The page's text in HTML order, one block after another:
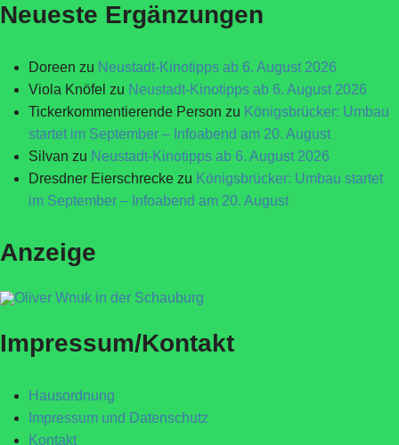
Neueste Ergänzungen
Doreen zu Neustadt-Kinotipps ab 6. August 2026
Viola Knöfel zu Neustadt-Kinotipps ab 6. August 2026
Tickerkommentierende Person zu Königsbrücker: Umbau
startet im September – Infoabend am 20. August
Silvan zu Neustadt-Kinotipps ab 6. August 2026
Dresdner Eierschrecke zu Königsbrücker: Umbau startet
im September – Infoabend am 20. August
Anzeige
Impressum/Kontakt
Hausordnung
Impressum und Datenschutz
Kontakt